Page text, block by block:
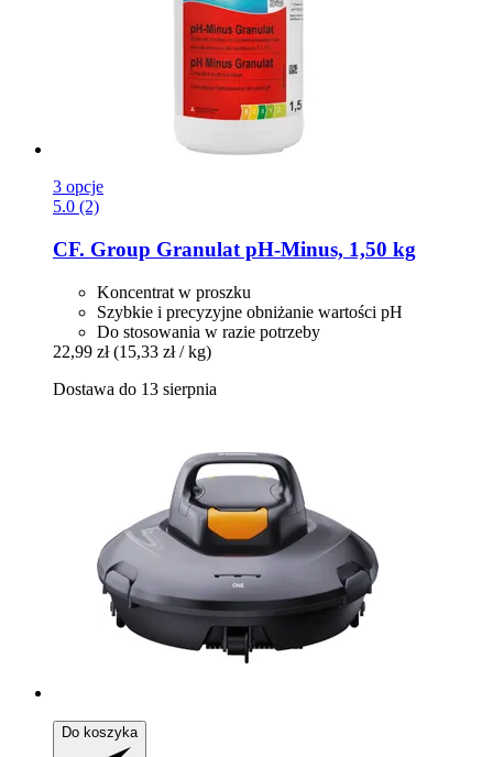
3 opcje
5.0 (2)
CF. Group Granulat pH-​Minus, 1,50 kg
Koncentrat w proszku
Szybkie i precyzyjne obniżanie wartości pH
Do stosowania w razie potrzeby
22,99 zł (15,33 zł / kg)
Dostawa do 13 sierpnia
Do koszyka